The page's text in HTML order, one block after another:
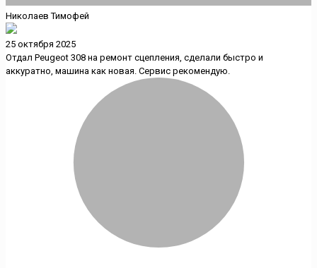
Николаев Тимофей
25 октября 2025
Отдал Peugeot 308 на ремонт сцепления, сделали быстро и
аккуратно, машина как новая. Сервис рекомендую.